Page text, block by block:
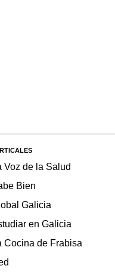
Voz de la Salud
Bien
Galicia
en Galicia
Cocina de Frabisa